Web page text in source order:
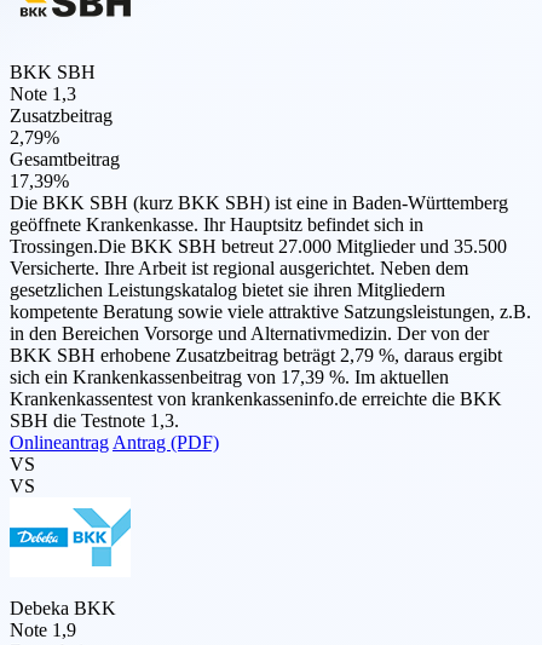
BKK SBH
Note 1,3
Zusatzbeitrag
2,79%
Gesamtbeitrag
17,39%
Die BKK SBH (kurz BKK SBH) ist eine in Baden-Württemberg
geöffnete Krankenkasse. Ihr Hauptsitz befindet sich in
Trossingen.Die BKK SBH betreut 27.000 Mitglieder und 35.500
Versicherte. Ihre Arbeit ist regional ausgerichtet. Neben dem
gesetzlichen Leistungskatalog bietet sie ihren Mitgliedern
kompetente Beratung sowie viele attraktive Satzungsleistungen, z.B.
in den Bereichen Vorsorge und Alternativmedizin. Der von der
BKK SBH erhobene Zusatzbeitrag beträgt 2,79 %, daraus ergibt
sich ein Krankenkassenbeitrag von 17,39 %. Im aktuellen
Krankenkassentest von krankenkasseninfo.de erreichte die BKK
SBH die Testnote 1,3.
Onlineantrag Antrag (PDF)
VS
VS
Debeka BKK
Note 1,9